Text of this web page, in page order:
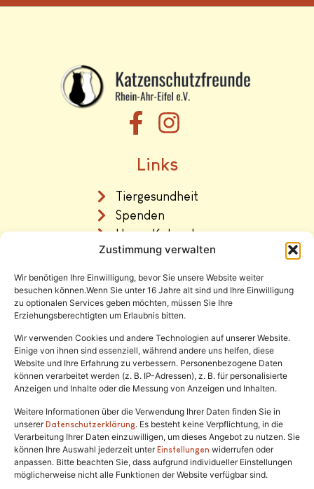
Zustimmung verwalten
Wir benötigen Ihre Einwilligung, bevor Sie unsere Website weiter
besuchen können.Wenn Sie unter 16 Jahre alt sind und Ihre Einwilligung
zu optionalen Services geben möchten, müssen Sie Ihre
Erziehungsberechtigten um Erlaubnis bitten.
Wir verwenden Cookies und andere Technologien auf unserer Website.
Einige von ihnen sind essenziell, während andere uns helfen, diese
Website und Ihre Erfahrung zu verbessern. Personenbezogene Daten
können verarbeitet werden (z. B. IP-Adressen), z. B. für personalisierte
Anzeigen und Inhalte oder die Messung von Anzeigen und Inhalten.
Weitere Informationen über die Verwendung Ihrer Daten finden Sie in
unsererDatenschutzerklärung. Es besteht keine Verpflichtung, in die
Verarbeitung Ihrer Daten einzuwilligen, um dieses Angebot zu nutzen. Sie
können Ihre Auswahl jederzeit unterEinstellungen widerrufen oder
anpassen. Bitte beachten Sie, dass aufgrund individueller Einstellungen
möglicherweise nicht alle Funktionen der Website verfügbar sind.
Links
Tiergesundheit
Spenden
Unser Katzenhaus
Vermittlung
Rechtliches
Impressum
Datenschutz
Satzung
Tel.:(02646) 915928